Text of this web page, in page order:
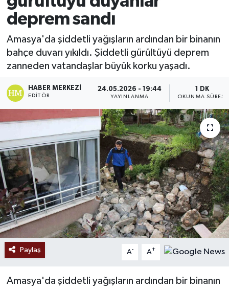
deprem sandı
Amasya'da şiddetli yağışların ardından bir binanın
bahçe duvarı yıkıldı. Şiddetli gürültüyü deprem
zanneden vatandaşlar büyük korku yaşadı.
HABER MERKEZI
EDITÖR
24.05.2026 - 19:44
YAYINLANMA
1 DK
OKUNMA SÜRESI
Paylaş A- A+
Amasya'da şiddetli yağışların ardından bir binanın
Ekonomi
Sağlık
Tokat Haber